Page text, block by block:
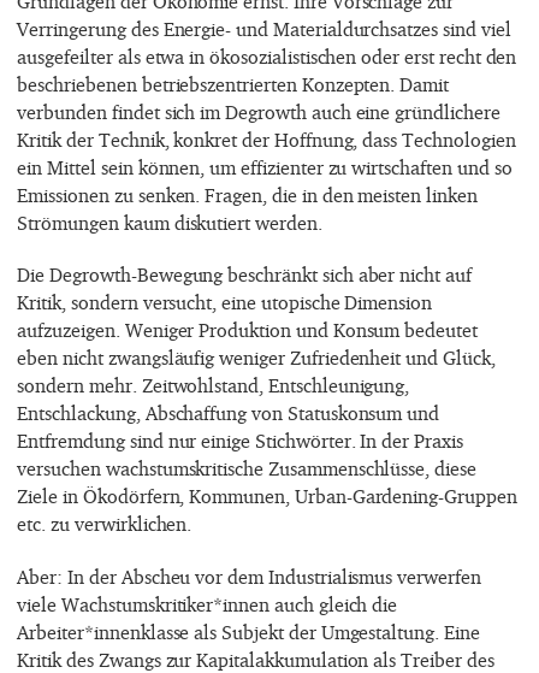
Verringerung des Energie- und Materialdurchsatzes sind viel
ausgefeilter als etwa in ökosozialistischen oder erst recht den
beschriebenen betriebszentrierten Konzepten. Damit
verbunden findet sich im Degrowth auch eine gründlichere
Kritik der Technik, konkret der Hoffnung, dass Technologien
ein Mittel sein können, um effizienter zu wirtschaften und so
Emissionen zu senken. Fragen, die in den meisten linken
Strömungen kaum diskutiert werden.
Die Degrowth-Bewegung beschränkt sich aber nicht auf
Kritik, sondern versucht, eine utopische Dimension
aufzuzeigen. Weniger Produktion und Konsum bedeutet
eben nicht zwangsläufig weniger Zufriedenheit und Glück,
sondern mehr. Zeitwohlstand, Entschleunigung,
Entschlackung, Abschaffung von Statuskonsum und
Entfremdung sind nur einige Stichwörter. In der Praxis
versuchen wachstumskritische Zusammenschlüsse, diese
Ziele in Ökodörfern, Kommunen, Urban-Gardening-Gruppen
etc. zu verwirklichen.
Aber: In der Abscheu vor dem Industrialismus verwerfen
viele Wachstumskritiker*innen auch gleich die
Arbeiter*innenklasse als Subjekt der Umgestaltung. Eine
Kritik des Zwangs zur Kapitalakkumulation als Treiber des